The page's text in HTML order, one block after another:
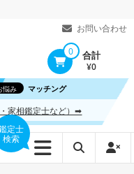
お問い合わせ
0 合計
¥0
悩み マッチング
・家相鑑定士など）➡
定士
検索